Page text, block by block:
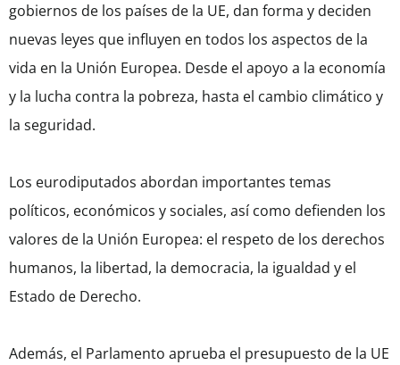
gobiernos de los países de la UE, dan forma y deciden
nuevas leyes que influyen en todos los aspectos de la
vida en la Unión Europea. Desde el apoyo a la economía
y la lucha contra la pobreza, hasta el cambio climático y
la seguridad.
Los eurodiputados abordan importantes temas
políticos, económicos y sociales, así como defienden los
valores de la Unión Europea: el respeto de los derechos
humanos, la libertad, la democracia, la igualdad y el
Estado de Derecho.
Además, el Parlamento aprueba el presupuesto de la UE